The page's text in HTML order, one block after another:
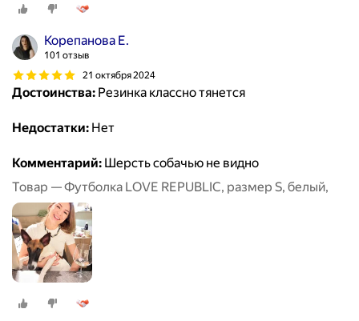
Корепанова Е.
101 отзыв
21 октября 2024
Достоинства: Резинка классно тянется
Недостатки: Нет
Комментарий: Шерсть собачью не видно
Товар — Футболка LOVE REPUBLIC, размер S, белый,